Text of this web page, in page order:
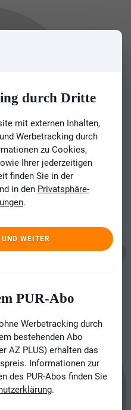
durch Dritte
mit externen Inhalten,
Werbetracking durch
zu Cookies,
Ihrer jederzeitigen
finden Sie in der
in den Privatsphäre-
.
WEITER
PUR-Abo
Werbetracking durch
bestehenden Abo
AZ PLUS) erhalten das
Informationen zur
des PUR-Abos finden Sie
.